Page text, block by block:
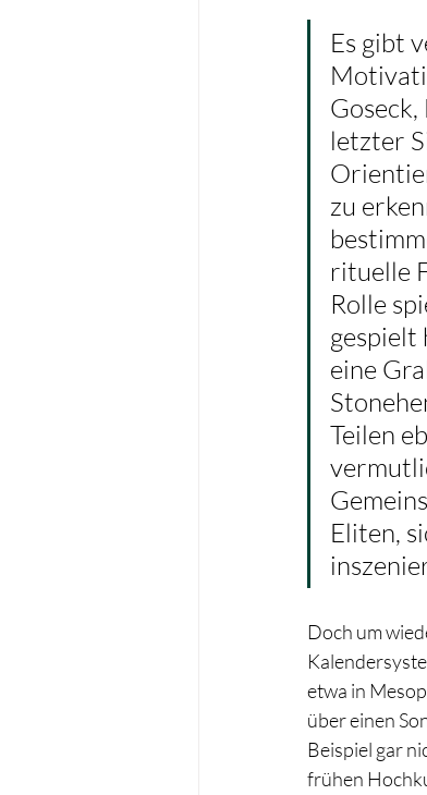
Es gibt
letzter
zu
rituelle
Rolle
gespielt
eine
Teilen
Eliten,
Doch um
etwa in
über einen
Beispiel gar
frühen